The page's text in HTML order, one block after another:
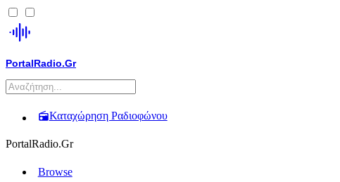
PortalRadio.Gr
Καταχώρηση Ραδιοφώνου
PortalRadio.Gr
Browse